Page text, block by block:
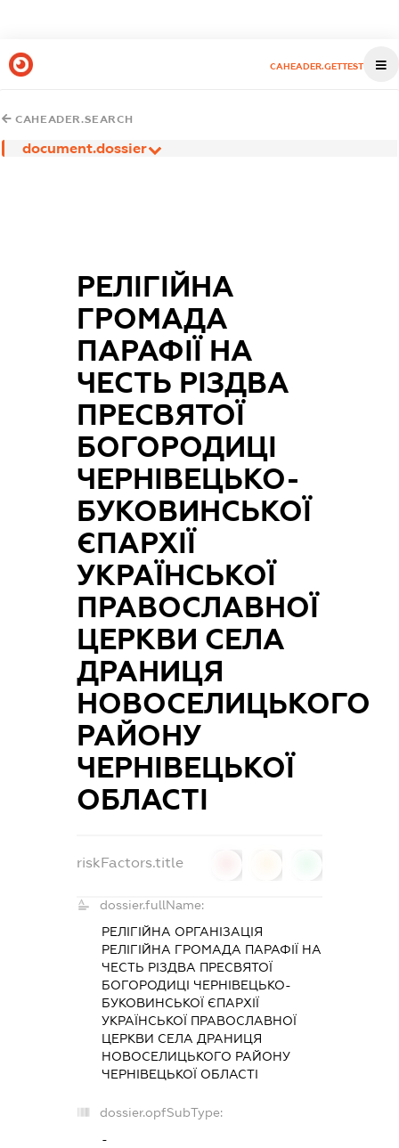
CAHEADER.GETTEST
CAHEADER.SEARCH
document.dossier
РЕЛІГІЙНА
ГРОМАДА
ПАРАФІЇ НА
ЧЕСТЬ РІЗДВА
ПРЕСВЯТОЇ
БОГОРОДИЦІ
ЧЕРНІВЕЦЬКО-
БУКОВИНСЬКОЇ
ЄПАРХІЇ
УКРАЇНСЬКОЇ
ПРАВОСЛАВНОЇ
ЦЕРКВИ СЕЛА
ДРАНИЦЯ
НОВОСЕЛИЦЬКОГО
РАЙОНУ
ЧЕРНІВЕЦЬКОЇ
ОБЛАСТІ
riskFactors.title
dossier.fullName:
РЕЛІГІЙНА ОРГАНІЗАЦІЯ
РЕЛІГІЙНА ГРОМАДА ПАРАФІЇ НА
ЧЕСТЬ РІЗДВА ПРЕСВЯТОЇ
БОГОРОДИЦІ ЧЕРНІВЕЦЬКО-
БУКОВИНСЬКОЇ ЄПАРХІЇ
УКРАЇНСЬКОЇ ПРАВОСЛАВНОЇ
ЦЕРКВИ СЕЛА ДРАНИЦЯ
НОВОСЕЛИЦЬКОГО РАЙОНУ
ЧЕРНІВЕЦЬКОЇ ОБЛАСТІ
dossier.opfSubType:
-